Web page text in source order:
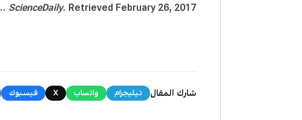
.. ScienceDaily. Retrieved February 26, 2017
شارك المقال تيليجرام واتساب X فيسبوك